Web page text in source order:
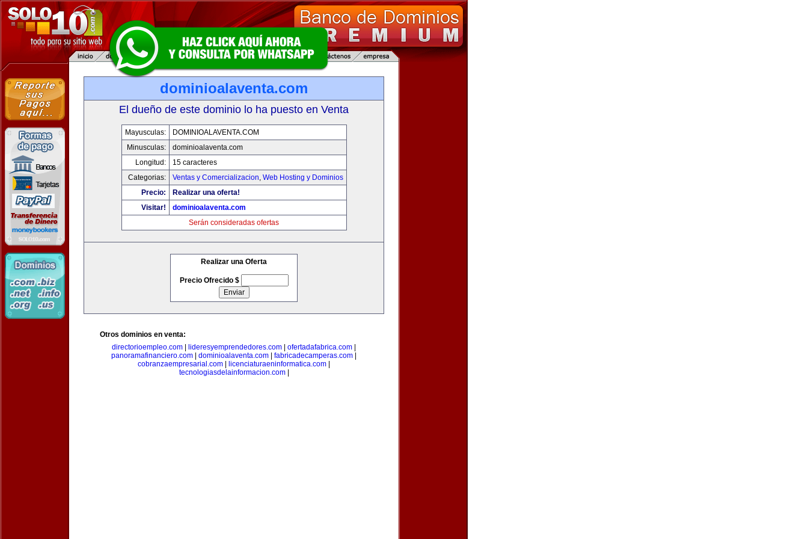
dominioalaventa.com
El dueño de este dominio lo ha puesto en Venta
Mayusculas:
DOMINIOALAVENTA.COM
Minusculas:
dominioalaventa.com
Longitud:
15 caracteres
Categorias:
Ventas y Comercializacion, Web Hosting y Dominios
Precio:
Realizar una oferta!
Visitar!
dominioalaventa.com
Serán consideradas ofertas
Realizar una Oferta
Precio Ofrecido $
Otros dominios en venta:
directorioempleo.com
lideresyemprendedores.com ofertadafabrica.com
panoramafinanciero.com
dominioalaventa.com fabricadecamperas.com
cobranzaempresarial.com
licenciaturaeninformatica.com
tecnologiasdelainformacion.com|